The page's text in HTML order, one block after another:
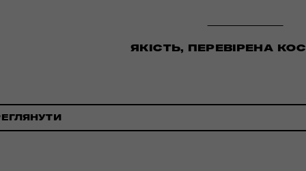
ЯКІСТЬ, ПЕРЕВІРЕНА